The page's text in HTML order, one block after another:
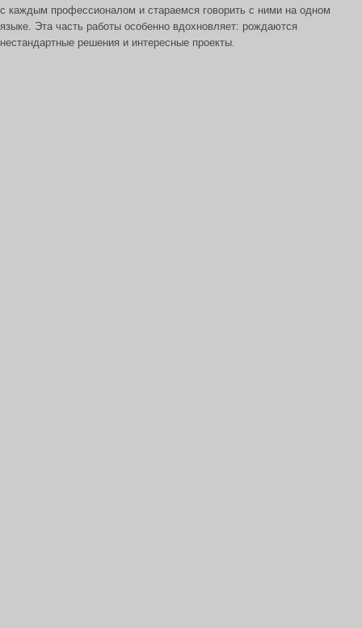
с каждым профессионалом и стараемся говорить с ними на одном
языке. Эта часть работы особенно вдохновляет: рождаются
нестандартные решения и интересные проекты.